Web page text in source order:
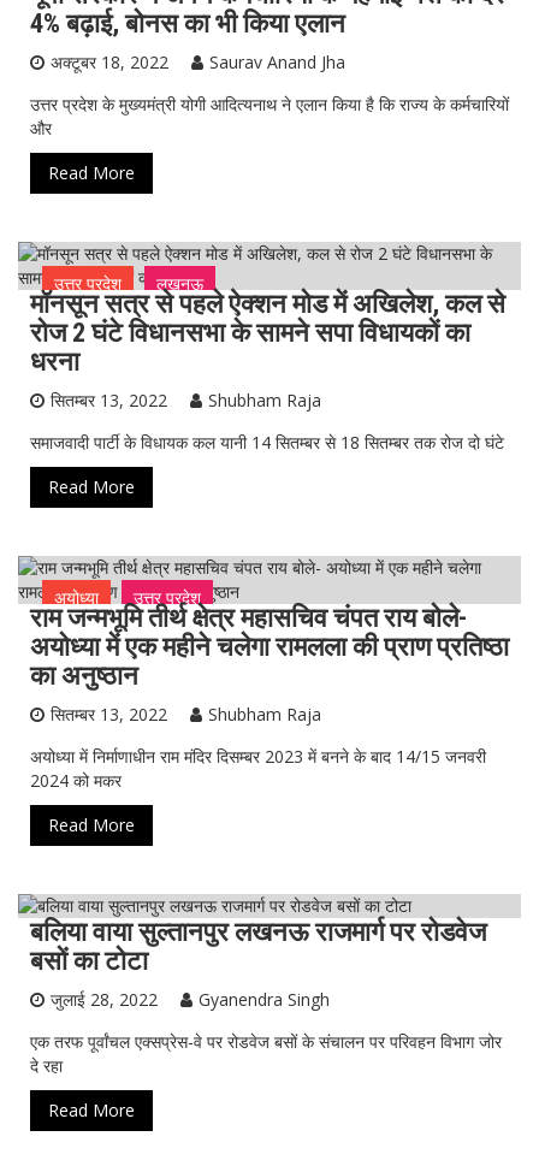
4% बढ़ाई, बोनस का भी किया एलान
अक्टूबर 18, 2022
Saurav Anand Jha
उत्तर प्रदेश के मुख्यमंत्री योगी आदित्यनाथ ने एलान किया है कि राज्य के कर्मचारियों
और
Read More
उत्तर प्रदेश लखनऊ
मॉनसून सत्र से पहले ऐक्‍शन मोड में अखिलेश, कल से
रोज 2 घंटे विधानसभा के सामने सपा विधायकों का
धरना
सितम्बर 13, 2022
Shubham Raja
समाजवादी पार्टी के विधायक कल यानी 14 सितम्‍बर से 18 सितम्‍बर तक रोज दो घंटे
Read More
अयोध्या उत्तर प्रदेश
राम जन्मभूमि तीर्थ क्षेत्र महासचिव चंपत राय बोले-
अयोध्या में एक महीने चलेगा रामलला की प्राण प्रतिष्ठा
का अनुष्ठान
सितम्बर 13, 2022
Shubham Raja
अयोध्या में निर्माणाधीन राम मंदिर दिसम्बर 2023 में बनने के बाद 14/15 जनवरी
2024 को मकर
Read More
उत्तर प्रदेश सुल्तानपुर
बलिया वाया सुल्तानपुर लखनऊ राजमार्ग पर रोडवेज
बसों का टोटा
जुलाई 28, 2022
Gyanendra Singh
एक तरफ पूर्वांचल एक्सप्रेस-वे पर रोडवेज बसों के संचालन पर परिवहन विभाग जोर
दे रहा
Read More